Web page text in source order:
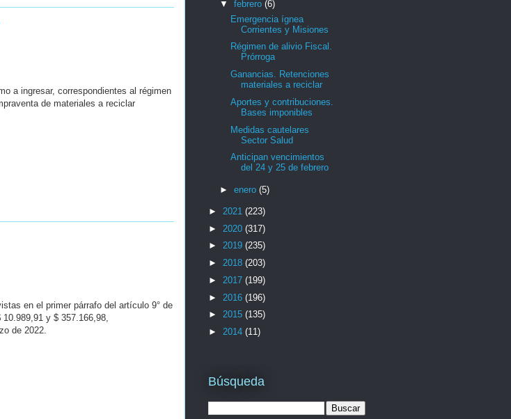
a ingresar, correspondientes al régimen
de materiales a reciclar
en el primer párrafo del artículo 9° de
y $ 357.166,98,
de 2022.
▼ febrero (6)
Emergencia ígnea
Corrientes y Misiones
Régimen de alivio Fiscal.
Prórroga
Ganancias. Retenciones
materiales a reciclar
Aportes y contribuciones.
Bases imponibles
Medidas cautelares
Sector Salud
Anticipan vencimientos
del 24 y 25 de febrero
► enero (5)
► 2021 (223)
► 2020 (317)
► 2019 (235)
► 2018 (203)
► 2017 (199)
► 2016 (196)
► 2015 (135)
► 2014 (11)
Búsqueda